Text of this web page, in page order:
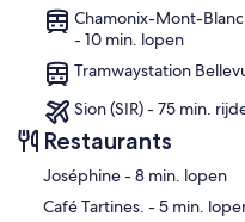
Chamonix-Mont-
- 10 min. lopen
Tramwaystation
Sion (SIR) - 75 min.
Restaurants
‪Joséphine - ‬8 min. lopen
‪Café Tartines. - ‬5 min.